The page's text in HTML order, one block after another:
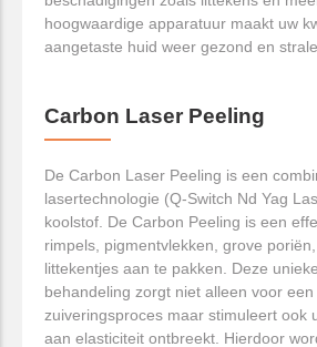
hoogwaardige apparatuur maakt uw
aangetaste huid weer gezond en
Carbon Laser Peeling
De Carbon Laser Peeling is een
lasertechnologie (Q-Switch Nd Yag
koolstof. De Carbon Peeling is een
rimpels, pigmentvlekken, grove
littekentjes aan te pakken. Deze
behandeling zorgt niet alleen voor
zuiveringsproces maar stimuleert ook
aan elasticiteit ontbreekt. Hierdoor